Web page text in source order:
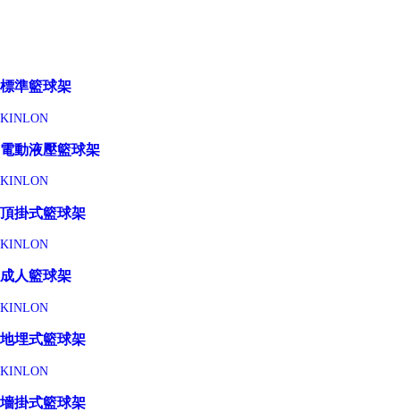
標準籃球架
KINLON
電動液壓籃球架
KINLON
頂掛式籃球架
KINLON
成人籃球架
KINLON
地埋式籃球架
KINLON
墻掛式籃球架